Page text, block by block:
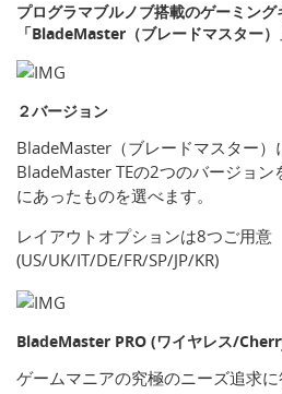
プログラマブルノブ搭載のゲーミング
「BladeMaster（ブレードマスター）
２バージョン
BladeMaster（ブレードマスター
BladeMaster TEの2つのバージョ
にあったものを選べます。
レイアウトオプションは8つご用意
(US/UK/IT/DE/FR/SP/JP/KR)
BladeMaster PRO (ワイヤレス/
ゲームマニアの究極のニーズ追求に